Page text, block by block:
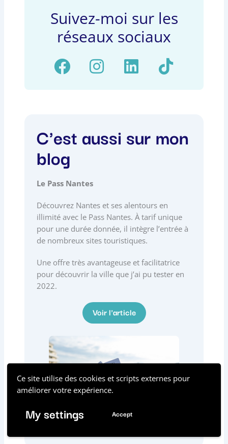
Ce site utilise des cookies et scripts externes pour
améliorer votre expérience.
My settings Accept
Suivez-moi sur les
réseaux sociaux
F
a
o
o
k
I
n
g
L
i
d
T
i
k
C'est aussi sur mon
blog
Le Pass Nantes
Découvrez Nantes et ses alentours en
illimité avec le Pass Nantes. À tarif unique
pour une durée donnée, il intègre l’entrée à
de nombreux sites touristiques.
Une offre très avantageuse et facilitatrice
pour découvrir la ville que j’ai pu tester en
2022.
Voir l'article